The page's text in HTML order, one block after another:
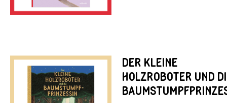
DER KLEINE
HOLZROBOTER UND